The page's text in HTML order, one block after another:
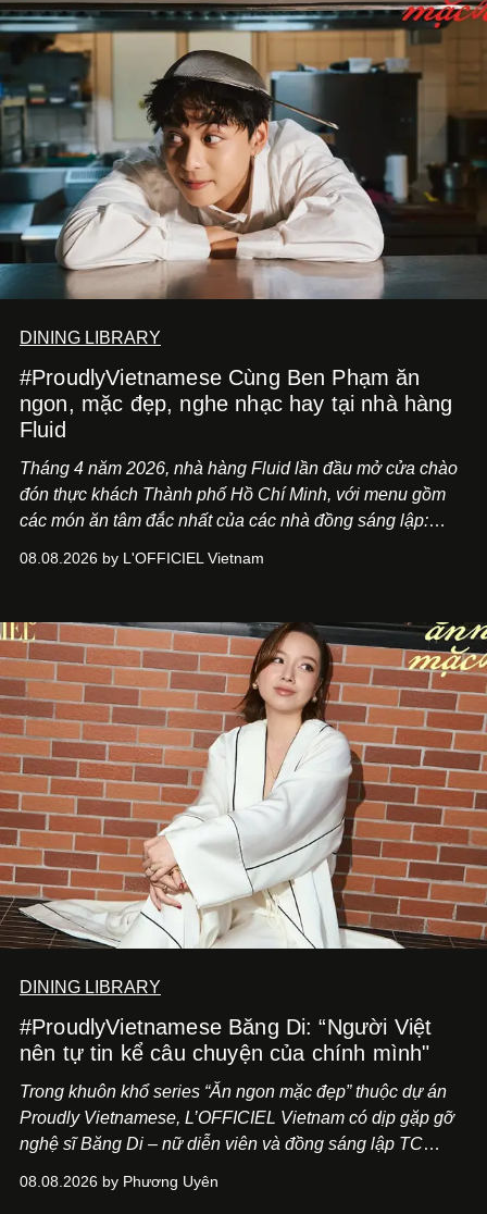
DINING LIBRARY
#ProudlyVietnamese Cùng Ben Phạm ăn
ngon, mặc đẹp, nghe nhạc hay tại nhà hàng
Fluid
Tháng 4 năm 2026, nhà hàng Fluid lần đầu mở cửa chào
đón thực khách Thành phố Hồ Chí Minh, với menu gồm
các món ăn tâm đắc nhất của các nhà đồng sáng lập:
món ăn đa dạng từ Á đến Âu nhanh chóng được yêu thích
mang đến niềm vui cho thực khách.
08.08.2026 by L'OFFICIEL Vietnam
DINING LIBRARY
#ProudlyVietnamese Băng Di: “Người Việt
nên tự tin kể câu chuyện của chính mình"
Trong khuôn khổ series “Ăn ngon mặc đẹp” thuộc dự án
Proudly Vietnamese, L’OFFICIEL Vietnam có dịp gặp gỡ
nghệ sĩ Băng Di – nữ diễn viên và đồng sáng lập TC
Kitchen Bar và SALEM tại TP.HCM.
08.08.2026 by Phương Uyên